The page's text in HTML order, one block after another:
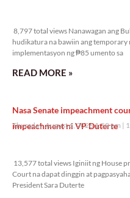
8,797 total views Nanawagan ang
hudikatura na bawiin ang
implementasyon ng ₱85 umento sa
READ MORE »
Nasa Senate impeachment
impeachment ni VP Duterte
Thursday, August 6, 2026 1:58 pm
13,577 total views Iginiit ng House
Court na dapat dinggin at
President Sara Duterte